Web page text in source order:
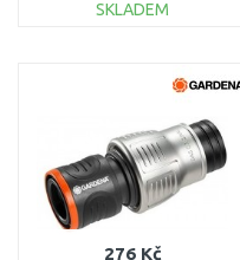
SKLADEM
276 Kč